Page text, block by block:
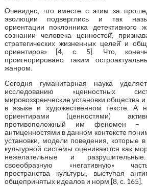
Очевидно, что вместе с этим за
эволюции подверглись и так
ориентации поклонника
сознании человека ценностей̆,
стратегических жизненных целей̆ и
ориентиров» [4, с. 5]. Что,
проигнорировано таким
жанром.
Сегодня гуманитарная наука
исследованию «ценностных
мировоззренческие установки общества
в языке и художественном тексте. А
ориентирами (ценностями)
противоположный им феномен –
антиценностями в данном контексте
установки, модели поведения, которые
культурной системы оцениваются как
нежелательные и
своеобразную «негативную»
пространства культуры, выступая
общепринятых идеалов и норм [8, с. 165].